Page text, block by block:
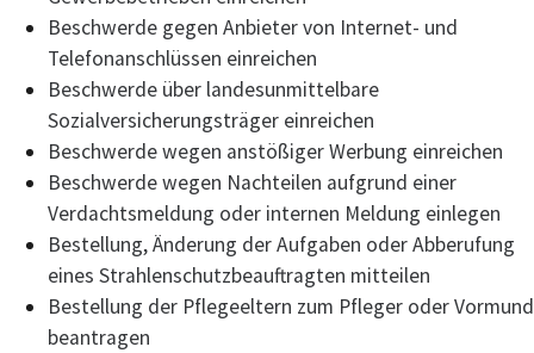
Beschwerde gegen Anbieter von Internet- und
Telefonanschlüssen einreichen
Beschwerde über landesunmittelbare
Sozialversicherungsträger einreichen
Beschwerde wegen anstößiger Werbung einreichen
Beschwerde wegen Nachteilen aufgrund einer
Verdachtsmeldung oder internen Meldung einlegen
Bestellung, Änderung der Aufgaben oder Abberufung
eines Strahlenschutzbeauftragten mitteilen
Bestellung der Pflegeeltern zum Pfleger oder Vormund
beantragen